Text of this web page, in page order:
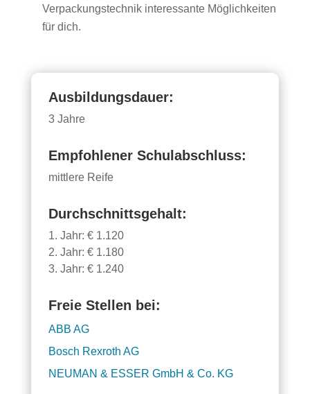
Verpackungstechnik interessante Möglichkeiten
für dich.
Ausbildungsdauer:
3 Jahre
Empfohlener Schulabschluss:
mittlere Reife
Durchschnittsgehalt:
1. Jahr: € 1.120
2. Jahr: € 1.180
3. Jahr: € 1.240
Freie Stellen bei:
ABB AG
Bosch Rexroth AG
NEUMAN & ESSER GmbH & Co. KG